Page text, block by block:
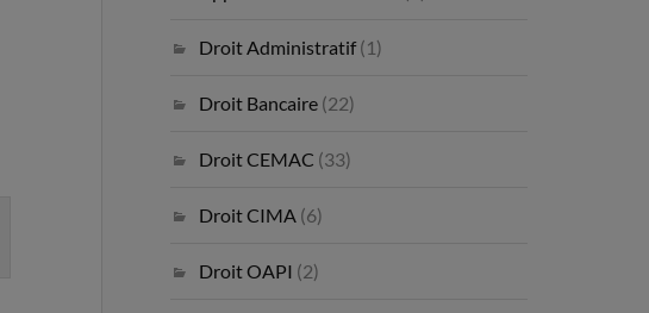
Droit Administratif(1)
Droit Bancaire (22)
Droit CEMAC (33)
Droit CIMA (6)
Droit OAPI (2)